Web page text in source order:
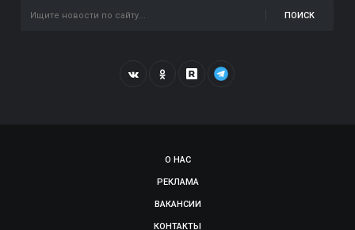
ПОИСК
О НАС
РЕКЛАМА
ВАКАНСИИ
КОНТАКТЫ